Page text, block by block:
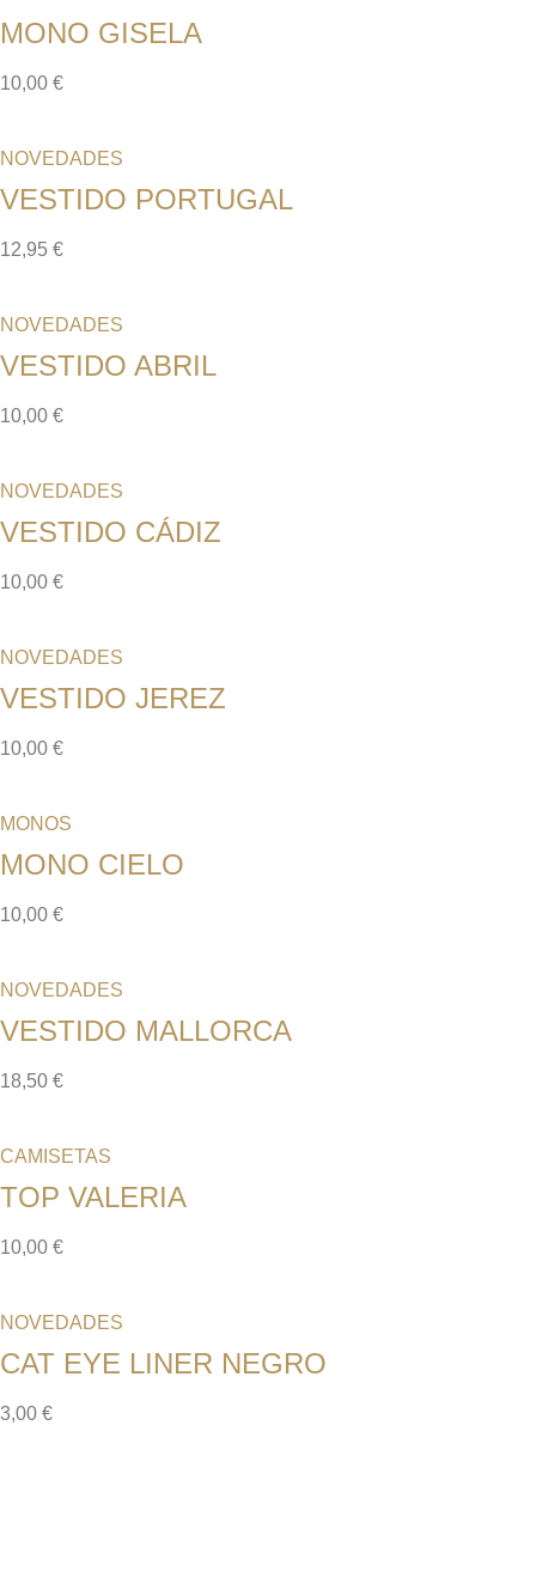
MONO GISELA
10,00 €
NOVEDADES
VESTIDO PORTUGAL
12,95 €
NOVEDADES
VESTIDO ABRIL
10,00 €
NOVEDADES
VESTIDO CÁDIZ
10,00 €
NOVEDADES
VESTIDO JEREZ
10,00 €
MONOS
MONO CIELO
10,00 €
NOVEDADES
VESTIDO MALLORCA
18,50 €
CAMISETAS
TOP VALERIA
10,00 €
NOVEDADES
CAT EYE LINER NEGRO
3,00 €